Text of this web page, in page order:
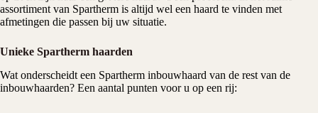
assortiment van Spartherm is altijd wel een haard te vinden met
afmetingen die passen bij uw situatie.
Unieke Spartherm haarden
Wat onderscheidt een Spartherm inbouwhaard van de rest van de
inbouwhaarden? Een aantal punten voor u op een rij: